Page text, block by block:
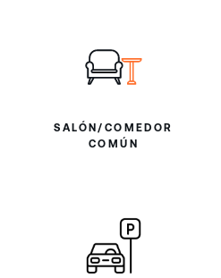
SALÓN/COMEDOR
COMÚN